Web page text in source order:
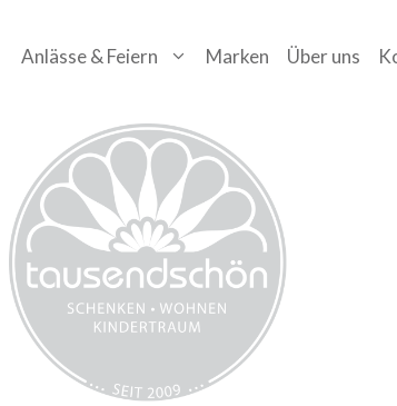
Anlässe & Feiern Marken Über uns